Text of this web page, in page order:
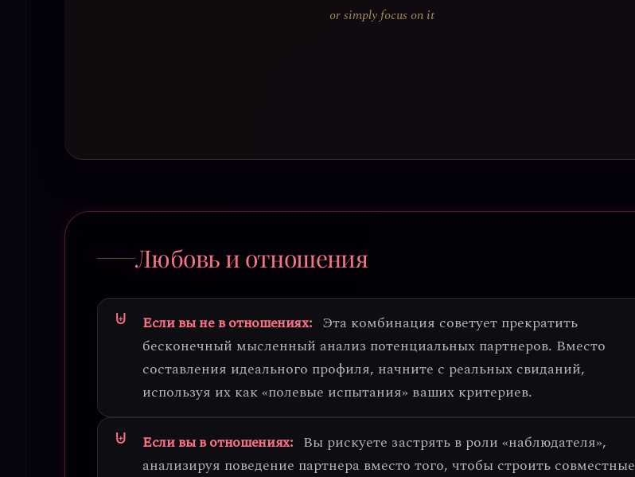
or simply focus on it
Любовь и отношения
Если вы не в отношениях: Эта комбинация советует прекратить
бесконечный мысленный анализ потенциальных партнеров. Вместо
составления идеального профиля, начните с реальных свиданий,
используя их как «полевые испытания» ваших критериев.
Если вы в отношениях: Вы рискуете застрять в роли «наблюдателя»,
анализируя поведение партнера вместо того, чтобы строить совместные